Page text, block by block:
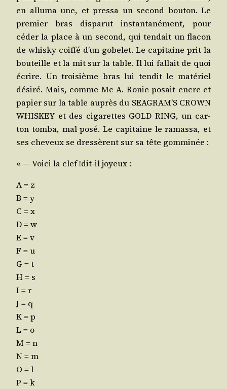
en allu­ma une, et pres­sa un second bou­ton. Le
pre­mier bras dis­pa­rut ins­tan­ta­né­ment, pour
céder la place à un second, qui ten­dait un fla­con
de whis­ky coif­fé d’un gobe­let. Le capi­taine prit la
bou­teille et la mit sur la table. Il lui fal­lait de quoi
écrire. Un troi­sième bras lui ten­dit le maté­riel
dési­ré. Mais, comme Mc A. Ronie posait encre et
papier sur la table auprès du SEAGRAM’S CROWN
WHISKEY et des ciga­rettes GOLD RING, un car­
ton tom­ba, mal posé. Le capi­taine le ramas­sa, et
ses che­veux se dres­sèrent sur sa tête gomminée :
« ― Voi­ci la clef !dit-il joyeux :
A = z
B = y
C = x
D = w
E = v
F = u
G = t
H = s
I = r
J = q
K = p
L = o
M = n
N = m
O = l
P = k